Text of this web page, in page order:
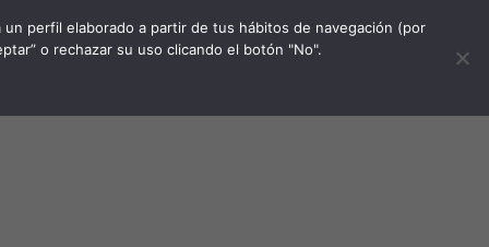
perfil elaborado a partir de tus hábitos de navegación (por
o rechazar su uso clicando el botón "No".